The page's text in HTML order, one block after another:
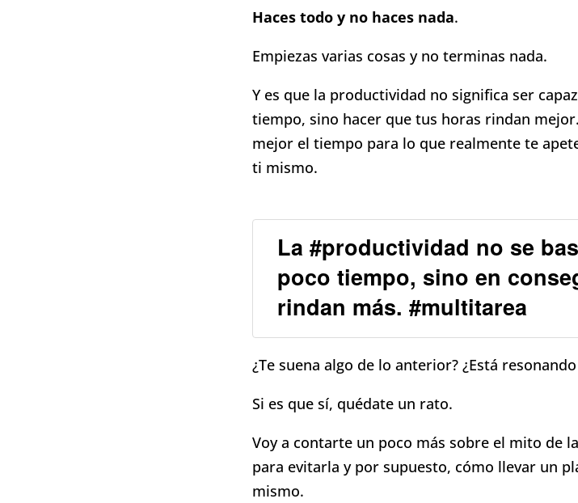
Haces todo y no haces nada.
Empiezas varias cosas y no terminas nada.
Y es que la productividad no significa ser
tiempo, sino hacer que tus horas rindan
mejor el tiempo para lo que realmente te
ti mismo.
La #productividad no se
poco tiempo, sino en
rindan más. #multitarea
¿Te suena algo de lo anterior? ¿Está
Si es que sí, quédate un rato.
Voy a contarte un poco más sobre el mito de
para evitarla y por supuesto, cómo llevar un
mismo.